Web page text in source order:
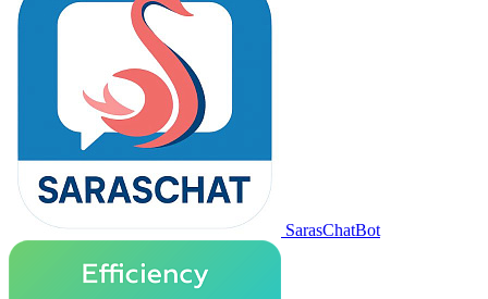
SarasChatBot